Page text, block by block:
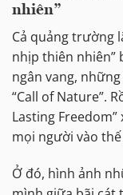
nhiên”
Cả quảng trường
nhịp thiên nhiên”
ngân vang,
“Call of Nature”.
Lasting
mọi người vào thế
Ở đó, hình ảnh